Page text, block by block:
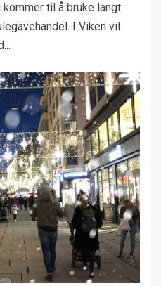
til å bruke langt
I Viken vil